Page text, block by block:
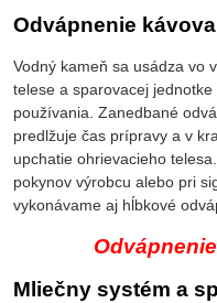
Odvápnenie
Vodný kameň sa usádza vo
telese a sparovacej
používania. Zanedbané
predlžuje čas prípravy a v
upchatie ohrievacieho
pokynov výrobcu alebo pri
vykonávame aj hĺbkové
Mliečny systém a